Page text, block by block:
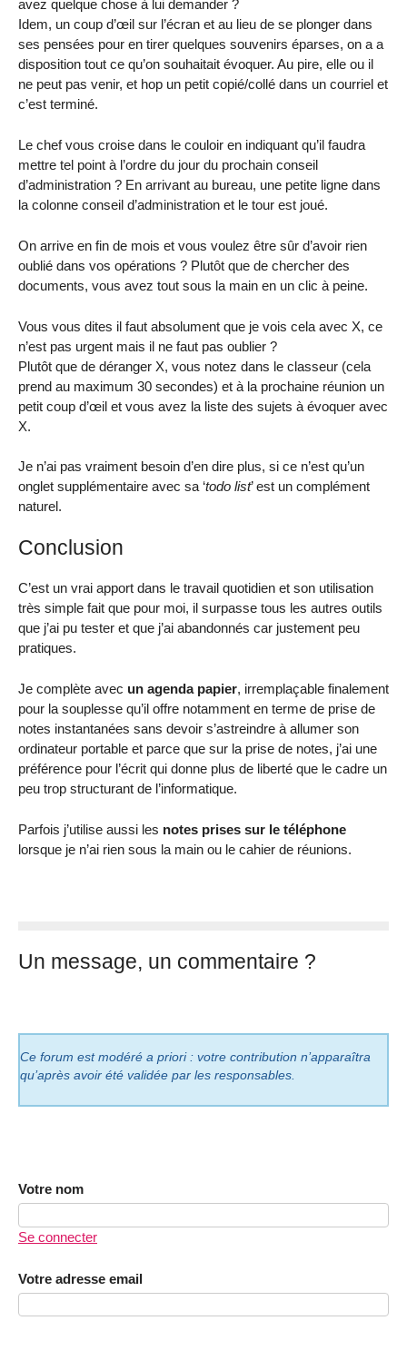
avez quelque chose à lui demander ?
Idem, un coup d’œil sur l’écran et au lieu de se plonger dans
ses pensées pour en tirer quelques souvenirs éparses, on a a
disposition tout ce qu’on souhaitait évoquer. Au pire, elle ou il
ne peut pas venir, et hop un petit copié/collé dans un courriel et
c’est terminé.
Le chef vous croise dans le couloir en indiquant qu’il faudra
mettre tel point à l’ordre du jour du prochain conseil
d’administration ? En arrivant au bureau, une petite ligne dans
la colonne conseil d’administration et le tour est joué.
On arrive en fin de mois et vous voulez être sûr d’avoir rien
oublié dans vos opérations ? Plutôt que de chercher des
documents, vous avez tout sous la main en un clic à peine.
Vous vous dites il faut absolument que je vois cela avec X, ce
n’est pas urgent mais il ne faut pas oublier ?
Plutôt que de déranger X, vous notez dans le classeur (cela
prend au maximum 30 secondes) et à la prochaine réunion un
petit coup d’œil et vous avez la liste des sujets à évoquer avec
X.
Je n’ai pas vraiment besoin d’en dire plus, si ce n’est qu’un
onglet supplémentaire avec sa ‘todo list’ est un complément
naturel.
Conclusion
C’est un vrai apport dans le travail quotidien et son utilisation
très simple fait que pour moi, il surpasse tous les autres outils
que j’ai pu tester et que j’ai abandonnés car justement peu
pratiques.
Je complète avec un agenda papier, irremplaçable finalement
pour la souplesse qu’il offre notamment en terme de prise de
notes instantanées sans devoir s’astreindre à allumer son
ordinateur portable et parce que sur la prise de notes, j’ai une
préférence pour l’écrit qui donne plus de liberté que le cadre un
peu trop structurant de l’informatique.
Parfois j’utilise aussi les notes prises sur le téléphone
lorsque je n’ai rien sous la main ou le cahier de réunions.
Un message, un commentaire ?
Ce forum est modéré a priori : votre contribution n’apparaîtra
qu’après avoir été validée par les responsables.
Votre nom
Se connecter
Votre adresse email